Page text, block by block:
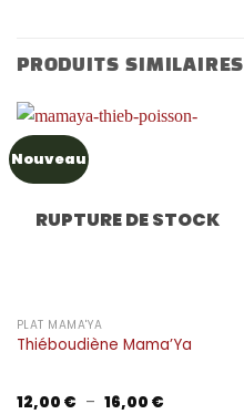
16,00 €
PRODUITS SIMILAIRES
Nouveau
RUPTURE DE STOCK
PLAT MAMA'YA
Thiéboudiène Mama’Ya
12,00 € – 16,00 €Plage